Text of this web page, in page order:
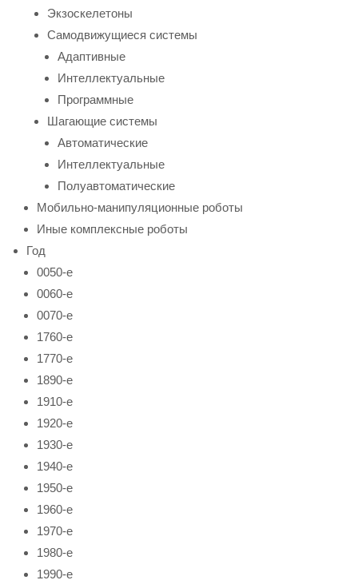
Экзоскелетоны
Самодвижущиеся системы
Адаптивные
Интеллектуальные
Программные
Шагающие системы
Автоматические
Интеллектуальные
Полуавтоматические
Мобильно-манипуляционные роботы
Иные комплексные роботы
Год
0050-е
0060-е
0070-е
1760-е
1770-е
1890-е
1910-е
1920-е
1930-е
1940-е
1950-е
1960-е
1970-е
1980-е
1990-е